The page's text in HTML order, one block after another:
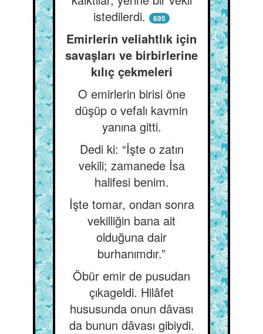
istedilerdi.
695
Emirlerin veliahtlık için
savaşları ve birbirlerine
kılıç çekmeleri
O emirlerin birisi öne
düşüp o vefalı kavmin
yanına gitti.
Dedi ki: “İşte o zatın
vekili; zamanede İsa
halifesi benim.
İşte tomar, ondan sonra
vekilliğin bana ait
olduğuna dair
burhanımdır.”
Öbür emir de pusudan
çıkageldi. Hilâfet
hususunda onun dâvası
da bunun dâvası gibiydi.